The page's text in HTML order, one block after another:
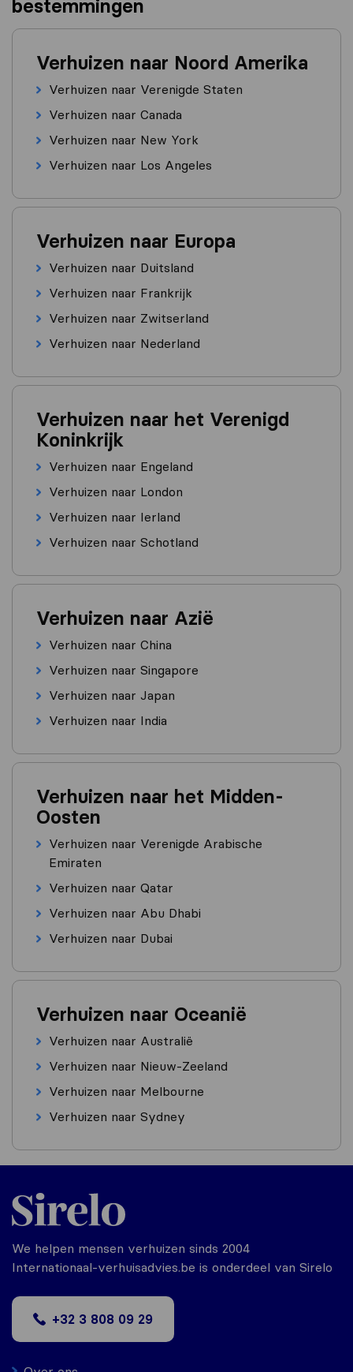
bestemmingen
Verhuizen naar Noord Amerika
Verhuizen naar Verenigde Staten
Verhuizen naar Canada
Verhuizen naar New York
Verhuizen naar Los Angeles
Verhuizen naar Europa
Verhuizen naar Duitsland
Verhuizen naar Frankrijk
Verhuizen naar Zwitserland
Verhuizen naar Nederland
Verhuizen naar het Verenigd
Koninkrijk
Verhuizen naar Engeland
Verhuizen naar London
Verhuizen naar Ierland
Verhuizen naar Schotland
Verhuizen naar Azië
Verhuizen naar China
Verhuizen naar Singapore
Verhuizen naar Japan
Verhuizen naar India
Verhuizen naar het Midden-
Oosten
Verhuizen naar Verenigde Arabische
Emiraten
Verhuizen naar Qatar
Verhuizen naar Abu Dhabi
Verhuizen naar Dubai
Verhuizen naar Oceanië
Verhuizen naar Australië
Verhuizen naar Nieuw-Zeeland
Verhuizen naar Melbourne
Verhuizen naar Sydney
We helpen mensen verhuizen sinds 2004
Internationaal-verhuisadvies.be is onderdeel van Sirelo
+32 3 808 09 29